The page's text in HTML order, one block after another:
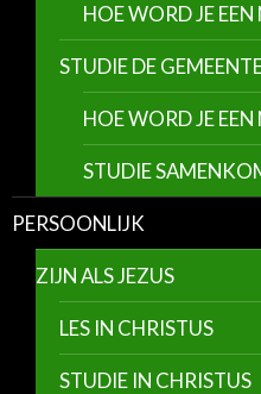
HOE WORD JE
STUDIE DE
HOE WORD JE
STUDIE
PERSOONLIJK
ZIJN ALS JEZUS
LES IN CHRISTUS
STUDIE IN CHRISTUS